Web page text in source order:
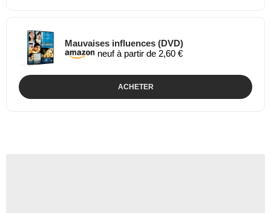
Mauvaises influences (DVD)
neuf à partir de 2,60 €
ACHETER